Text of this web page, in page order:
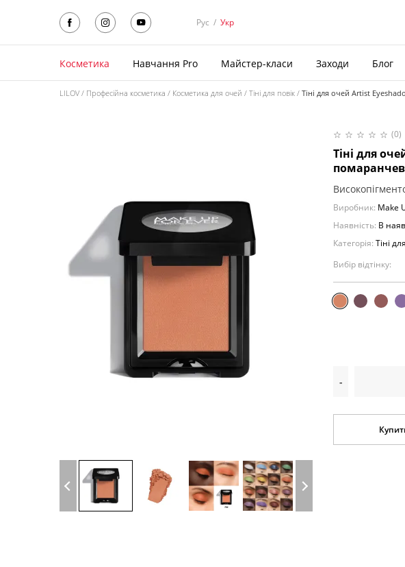
Рус / Укр
Косметика Навчання Pro Майстер-класи Заходи Блог
LILOV Професійна косметика Косметика для очей Тіні для повік Тіні для очей Artist
(0)
Тіні для
Виробник: Make
Наявність: В
Категорія: Тіні
-
Вибір відтінку: